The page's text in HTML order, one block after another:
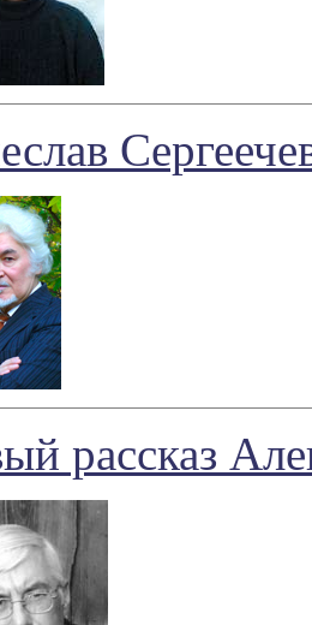
рассказ